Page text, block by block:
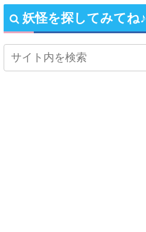
妖怪を探してみてね♪